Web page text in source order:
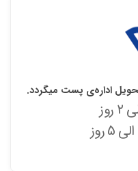
اداره‌ی پست میگردد.